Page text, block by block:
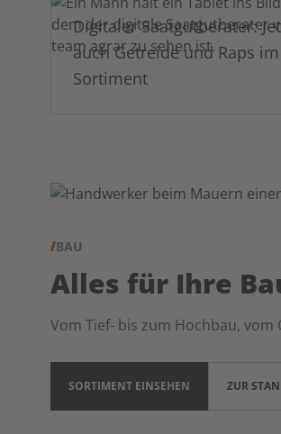
Digitaler Saatgutberater:
auch Getreide und Raps im
Sortiment
BAU
Alles für Ihre
Vom Tief- bis zum Hochbau,
SORTIMENT EINSEHEN ZUR